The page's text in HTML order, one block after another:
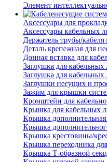
Элемент
Аксессуары для
Аксессуары кабельных
Держатель трубы/
Деталь крепежная для
Донная вставка для
Заглушка для кабельных
Заглушка для кабельных
Заглушки несущих и
Зажим для крышки
Кронштейн для
Крышка для кабельных
Крышка дополнительная
Крышка
Крышка крестовины/
Крышка переходника
Крышка Т-образной